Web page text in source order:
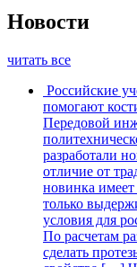
Новости
читать все
Российские
помогают
Передовой
разработали
отличие от
новинка
только
условия для
По расчетам
сделать